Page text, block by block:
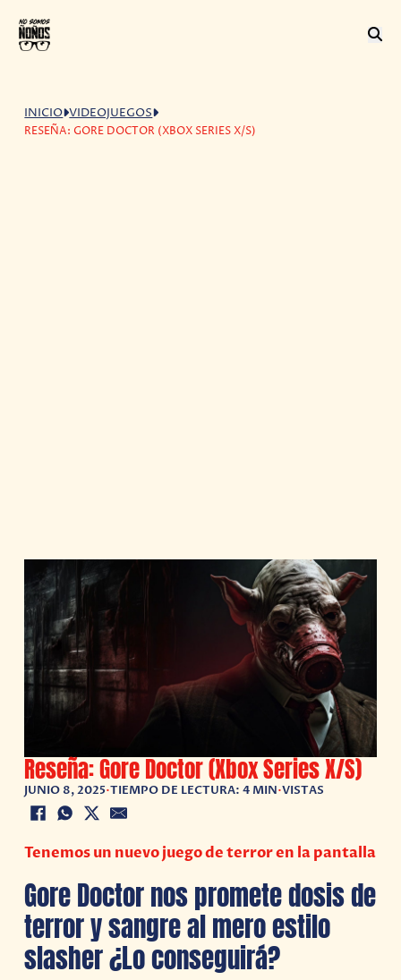
INICIO VIDEOJUEGOS
RESEÑA: GORE DOCTOR (XBOX SERIES X/S)
Reseña: Gore Doctor (Xbox Series X/S)
JUNIO 8, 2025•TIEMPO DE LECTURA: 4 MIN•VISTAS
Tenemos un nuevo juego de terror en la pantalla
Gore Doctor nos promete dosis de
terror y sangre al mero estilo
slasher ¿Lo conseguirá?